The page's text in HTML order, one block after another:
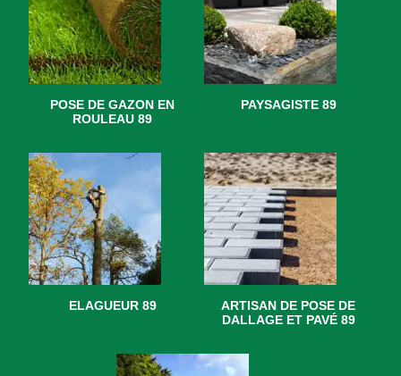
POSE DE GAZON EN
ROULEAU 89
PAYSAGISTE 89
ELAGUEUR 89
ARTISAN DE POSE DE
DALLAGE ET PAVÉ 89